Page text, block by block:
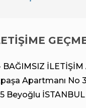
BAĞIMSIZ İLETİŞİM
Apartmanı No
Beyoğlu İSTANBUL